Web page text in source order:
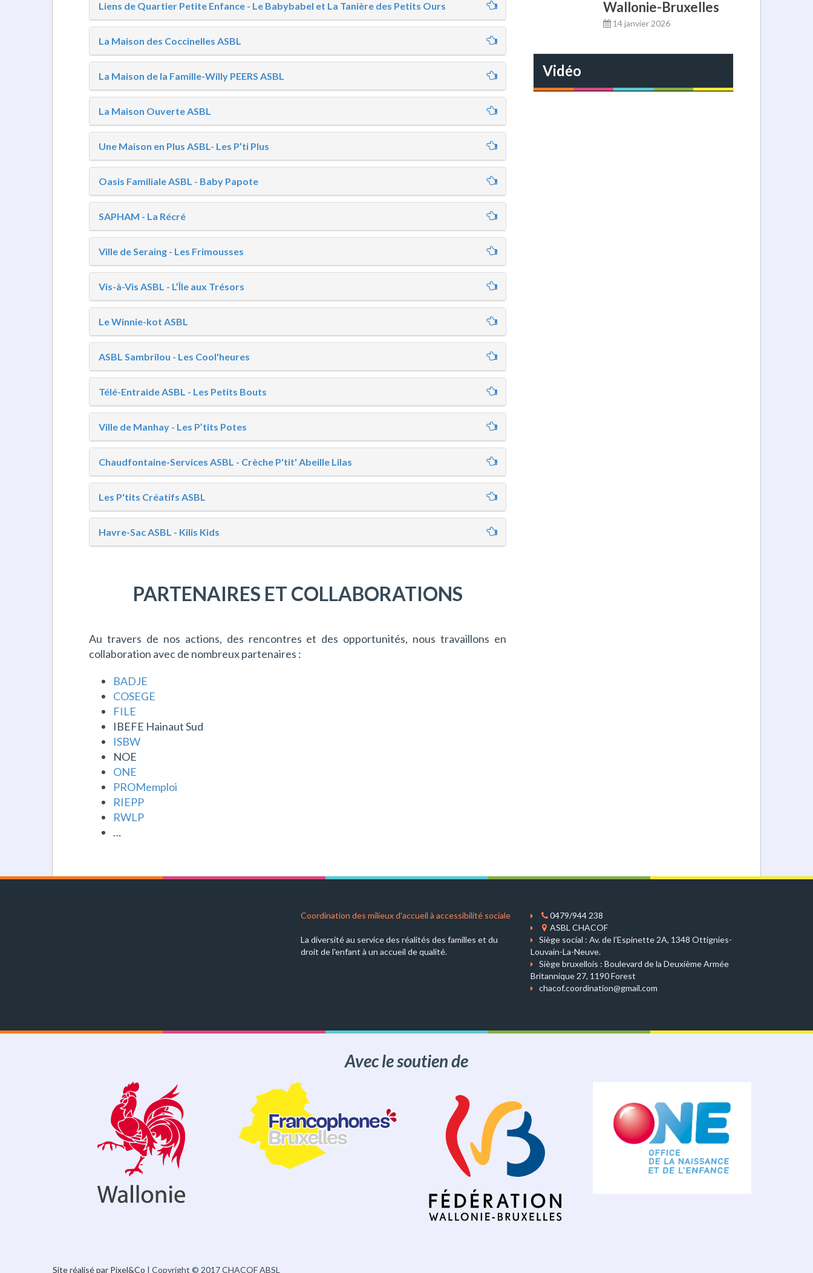
Liens de Quartier Petite Enfance - Le Babybabel et La Tanière des Petits Ours
La Maison des Coccinelles ASBL
La Maison de la Famille-Willy PEERS ASBL
La Maison Ouverte ASBL
Une Maison en Plus ASBL- Les P’ti Plus
Oasis Familiale ASBL - Baby Papote
SAPHAM - La Récré
Ville de Seraing - Les Frimousses
Vis-à-Vis ASBL - L’Île aux Trésors
Le Winnie-kot ASBL
ASBL Sambrilou - Les Cool'heures
Télé-Entraide ASBL - Les Petits Bouts
Ville de Manhay - Les P’tits Potes
Chaudfontaine-Services ASBL - Crèche P'tit' Abeille Lilas
Les P'tits Créatifs ASBL
Havre-Sac ASBL - Kilis Kids
PARTENAIRES ET COLLABORATIONS
Au travers de nos actions, des rencontres et des opportunités, nous travaillons en
collaboration avec de nombreux partenaires :
BADJE
COSEGE
FILE
IBEFE Hainaut Sud
ISBW
NOE
ONE
PROMemploi
RIEPP
RWLP
…
Wallonie-Bruxelles
14 janvier 2026
Vidéo
Coordination des milieux d'accueil à accessibilité sociale
La diversité au service des réalités des familles et du
droit de l'enfant à un accueil de qualité.
0479/944 238
ASBL CHACOF
Siège social : Av. de l’Espinette 2A, 1348 Ottignies-
Louvain-La-Neuve.
Siège bruxellois : Boulevard de la Deuxième Armée
Britannique 27, 1190 Forest
chacof.coordination@gmail.com
Avec le soutien de
Site réalisé par Pixel&Co | Copyright © 2017 CHACOF ABSL